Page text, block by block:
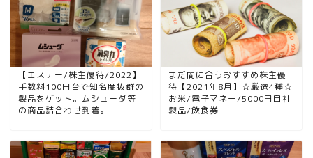
【エステー/株主優待/2022】
手数料100円台で知名度抜群の
製品をゲット。ムシューダ等
の商品詰合わせ到着。
まだ間に合うおすすめ株主優
待【2021年8月】☆厳選4種☆
お米/電子マネー/5000円自社
製品/飲食券